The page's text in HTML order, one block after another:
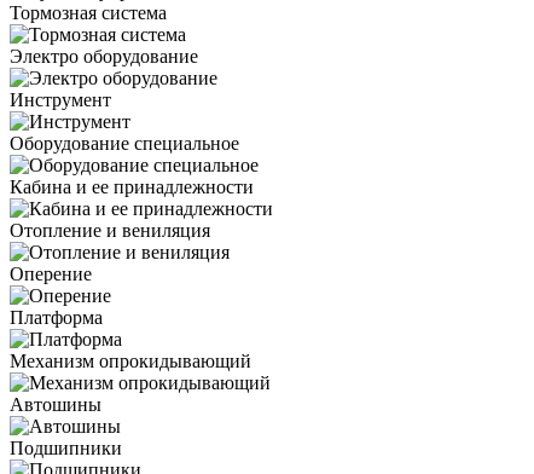
Тормозная система
Электро оборудование
Инструмент
Оборудование специальное
Кабина и ее принадлежности
Отопление и вениляция
Оперение
Платформа
Механизм опрокидывающий
Автошины
Подшипники